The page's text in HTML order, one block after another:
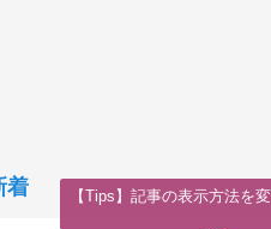
着 【Tips】記事の表示方法を